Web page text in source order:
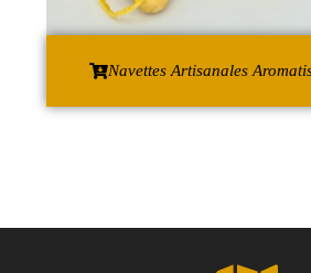
Navettes Artisanales